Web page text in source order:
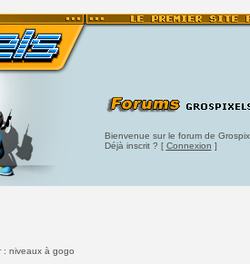
Bienvenue sur le forum de
Déjà inscrit ? [ Connexion ]
: niveaux à gogo